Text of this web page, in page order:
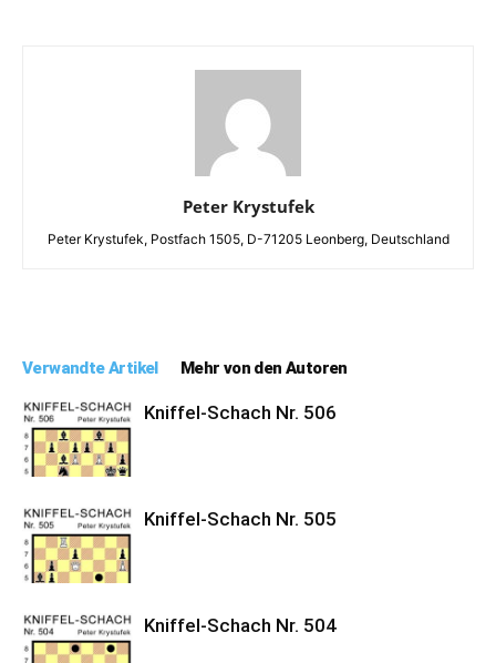
Peter Krystufek
Peter Krystufek, Postfach 1505, D-71205 Leonberg, Deutschland
Verwandte Artikel Mehr von den Autoren
Kniffel-Schach Nr. 506
Kniffel-Schach Nr. 505
Kniffel-Schach Nr. 504